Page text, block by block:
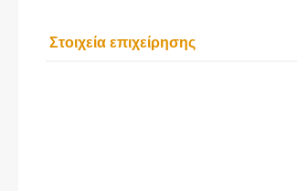
Στοιχεία επιχείρησης